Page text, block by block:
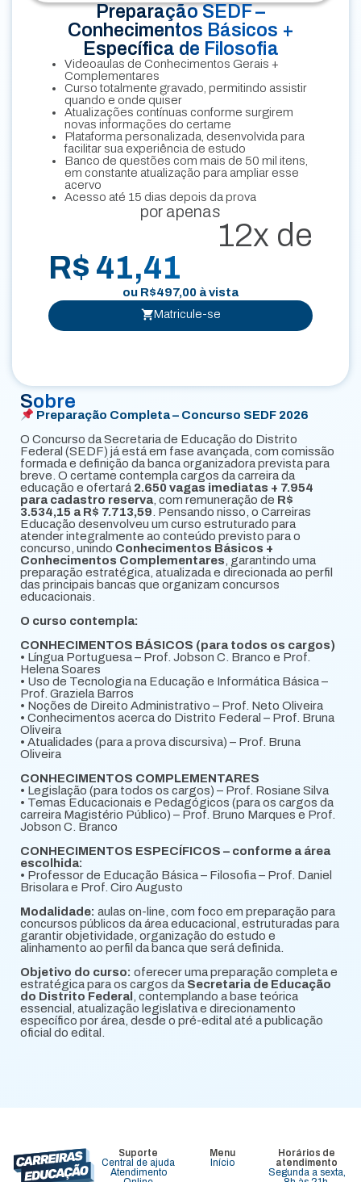
Sobre
Preparação Completa – Concurso SEDF 2026
O Concurso da Secretaria de Educação do Distrito
Federal (SEDF) já está em fase avançada, com comissão
formada e definição da banca organizadora prevista para
breve. O certame contempla cargos da carreira da
educação e ofertará 2.650 vagas imediatas + 7.954
para cadastro reserva, com remuneração de R$
3.534,15 a R$ 7.713,59. Pensando nisso, o Carreiras
Educação desenvolveu um curso estruturado para
atender integralmente ao conteúdo previsto para o
concurso, unindo Conhecimentos Básicos +
Conhecimentos Complementares, garantindo uma
preparação estratégica, atualizada e direcionada ao perfil
das principais bancas que organizam concursos
educacionais.
O curso contempla:
CONHECIMENTOS BÁSICOS (para todos os cargos)
• Língua Portuguesa – Prof. Jobson C. Branco e Prof.
Helena Soares
• Uso de Tecnologia na Educação e Informática Básica –
Prof. Graziela Barros
• Noções de Direito Administrativo – Prof. Neto Oliveira
• Conhecimentos acerca do Distrito Federal – Prof. Bruna
Oliveira
• Atualidades (para a prova discursiva) – Prof. Bruna
Oliveira
CONHECIMENTOS COMPLEMENTARES
• Legislação (para todos os cargos) – Prof. Rosiane Silva
• Temas Educacionais e Pedagógicos (para os cargos da
carreira Magistério Público) – Prof. Bruno Marques e Prof.
Jobson C. Branco
CONHECIMENTOS ESPECÍFICOS – conforme a área
escolhida:
• Professor de Educação Básica – Filosofia – Prof. Daniel
Brisolara e Prof. Ciro Augusto
Modalidade: aulas on-line, com foco em preparação para
concursos públicos da área educacional, estruturadas para
garantir objetividade, organização do estudo e
alinhamento ao perfil da banca que será definida.
Objetivo do curso: oferecer uma preparação completa e
estratégica para os cargos da Secretaria de Educação
do Distrito Federal , contemplando a base teórica
essencial, atualização legislativa e direcionamento
específico por área, desde o pré-edital até a publicação
oficial do edital.
Preparação SEDF –
Conhecimentos Básicos +
Específica de Filosofia
Videoaulas de Conhecimentos Gerais +
Complementares
Curso totalmente gravado, permitindo assistir
quando e onde quiser
Atualizações contínuas conforme surgirem
novas informações do certame
Plataforma personalizada, desenvolvida para
facilitar sua experiência de estudo
Banco de questões com mais de 50 mil itens,
em constante atualização para ampliar esse
acervo
Acesso até 15 dias depois da prova
por apenas
12x de
R$ 41,41
ou R$497,00 à vista
Matricule-se
Suporte
Central de ajuda
Atendimento
Menu
Início
Horários de
atendimento
Segunda a sexta,